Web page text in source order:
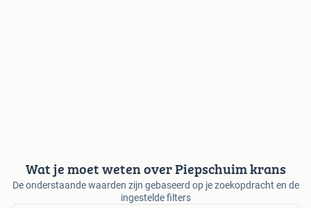
Wat je moet weten over Piepschuim krans
De onderstaande waarden zijn gebaseerd op je zoekopdracht en de
ingestelde filters